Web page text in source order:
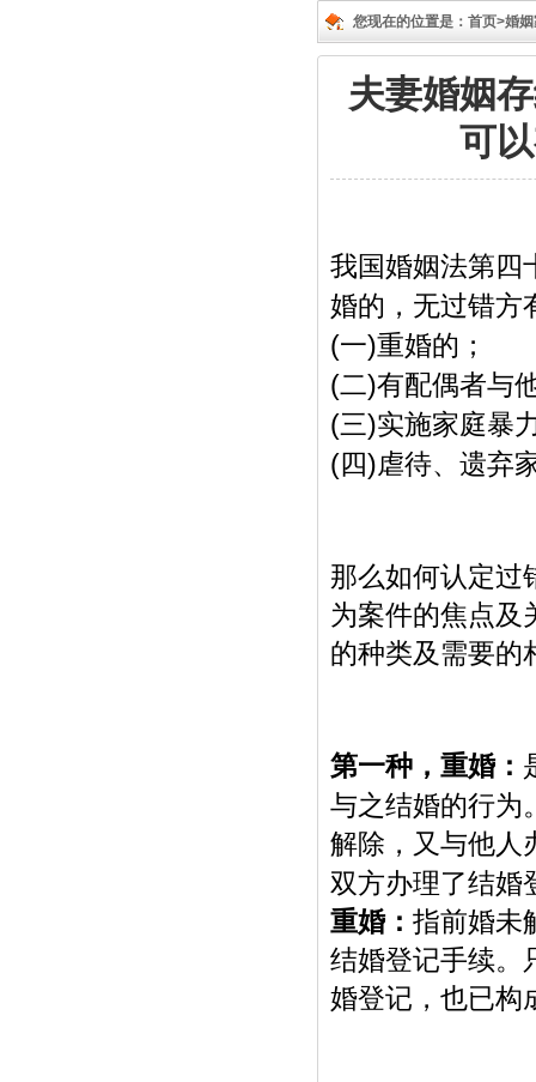
您现在的位置是： 首页>婚
夫妻婚姻
可
我国婚姻法第四
婚的，无过错方
(一)重婚的；
(二)有配偶者与
(三)实施家庭暴
(四)虐待、遗弃
那么如何认定过
为案件的焦点及
的种类及需要的
第一种，重婚：
与之结婚的行为
解除，又与他人
双方办理了结婚
重婚： 指前婚未
结婚登记手续。
婚登记，也已构